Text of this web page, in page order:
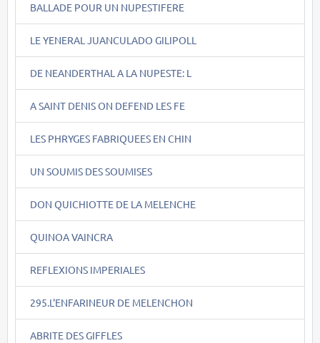
BALLADE POUR UN NUPESTIFERE
LE YENERAL JUANCULADO GILIPOLL
DE NEANDERTHAL A LA NUPESTE: L
A SAINT DENIS ON DEFEND LES FE
LES PHRYGES FABRIQUEES EN CHIN
UN SOUMIS DES SOUMISES
DON QUICHIOTTE DE LA MELENCHE
QUINOA VAINCRA
REFLEXIONS IMPERIALES
295.L'ENFARINEUR DE MELENCHON
ABRITE DES GIFFLES